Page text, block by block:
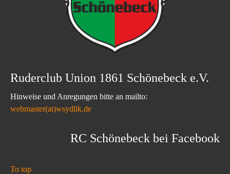
Ruderclub Union 1861 Schönebeck e.V.
Hinweise und Anregungen bitte an mailto:
webmaster(at)wsydlik.de
RC Schönebeck bei Facebook
To top